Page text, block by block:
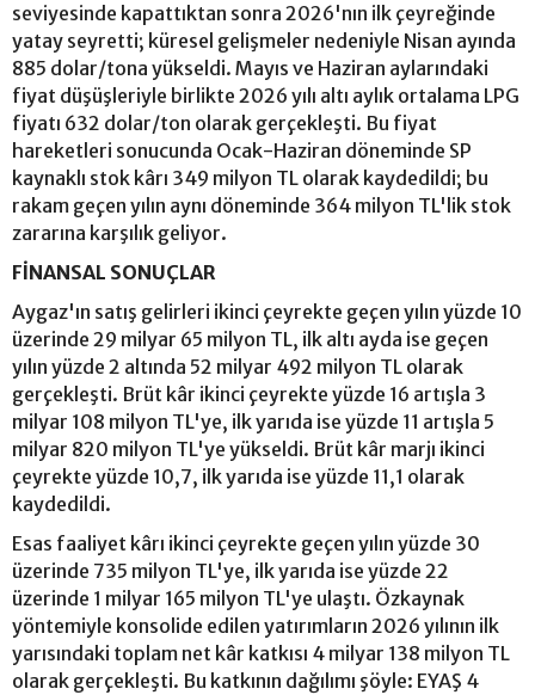
seviyesinde kapattıktan sonra 2026'nın ilk çeyreğinde
yatay seyretti; küresel gelişmeler nedeniyle Nisan ayında
885 dolar/tona yükseldi. Mayıs ve Haziran aylarındaki
fiyat düşüşleriyle birlikte 2026 yılı altı aylık ortalama LPG
fiyatı 632 dolar/ton olarak gerçekleşti. Bu fiyat
hareketleri sonucunda Ocak-Haziran döneminde SP
kaynaklı stok kârı 349 milyon TL olarak kaydedildi; bu
rakam geçen yılın aynı döneminde 364 milyon TL'lik stok
zararına karşılık geliyor.
FİNANSAL SONUÇLAR
Aygaz'ın satış gelirleri ikinci çeyrekte geçen yılın yüzde 10
üzerinde 29 milyar 65 milyon TL, ilk altı ayda ise geçen
yılın yüzde 2 altında 52 milyar 492 milyon TL olarak
gerçekleşti. Brüt kâr ikinci çeyrekte yüzde 16 artışla 3
milyar 108 milyon TL'ye, ilk yarıda ise yüzde 11 artışla 5
milyar 820 milyon TL'ye yükseldi. Brüt kâr marjı ikinci
çeyrekte yüzde 10,7, ilk yarıda ise yüzde 11,1 olarak
kaydedildi.
Esas faaliyet kârı ikinci çeyrekte geçen yılın yüzde 30
üzerinde 735 milyon TL'ye, ilk yarıda ise yüzde 22
üzerinde 1 milyar 165 milyon TL'ye ulaştı. Özkaynak
yöntemiyle konsolide edilen yatırımların 2026 yılının ilk
yarısındaki toplam net kâr katkısı 4 milyar 138 milyon TL
olarak gerçekleşti. Bu katkının dağılımı şöyle: EYAŞ 4